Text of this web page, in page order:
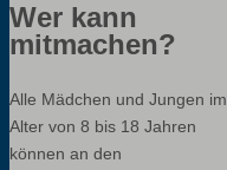
Wer kann
mitmachen?
Alle Mädchen und Jungen im
Alter von 8 bis 18 Jahren
können an den